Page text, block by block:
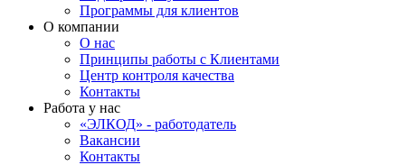
Программы для клиентов
О компании
О нас
Принципы работы с Клиентами
Центр контроля качества
Контакты
Работа у нас
«ЭЛКОД» - работодатель
Вакансии
Контакты